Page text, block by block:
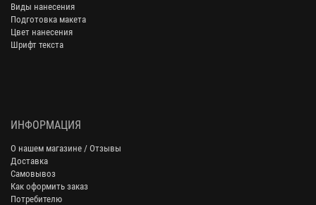
Виды нанесения
Подготовка макета
Цвет нанесения
Шрифт текста
ИНФОРМАЦИЯ
О нашем магазине / Отзывы
Доставка
Самовывоз
Как оформить заказ
Потребителю